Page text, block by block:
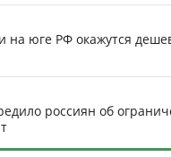
на юге РФ окажутся
россиян об